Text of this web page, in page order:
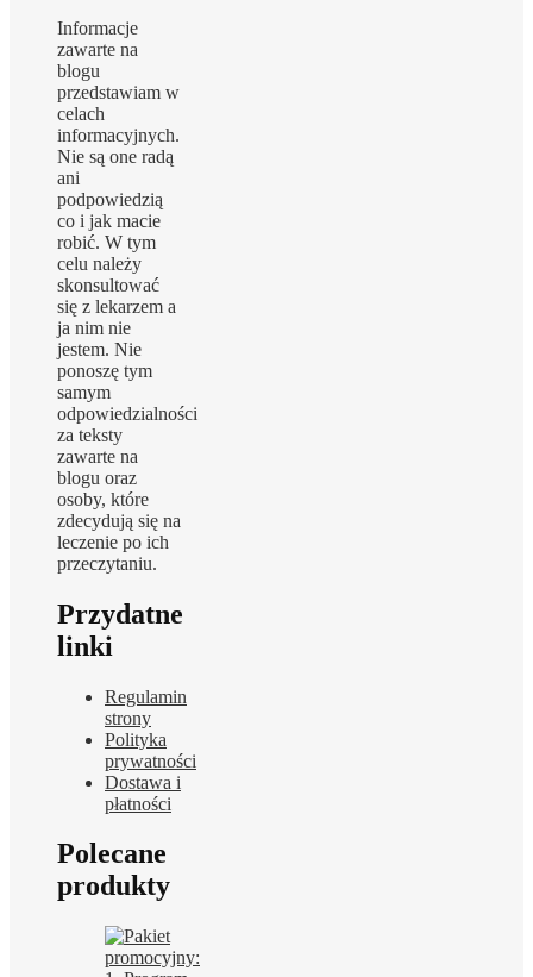
Informacje
zawarte na
blogu
przedstawiam w
celach
informacyjnych.
Nie są one radą
ani
podpowiedzią
co i jak macie
robić. W tym
celu należy
skonsultować
się z lekarzem a
ja nim nie
jestem. Nie
ponoszę tym
samym
odpowiedzialności
za teksty
zawarte na
blogu oraz
osoby, które
zdecydują się na
leczenie po ich
przeczytaniu.
Przydatne
linki
Regulamin
strony
Polityka
prywatności
Dostawa i
płatności
Polecane
produkty